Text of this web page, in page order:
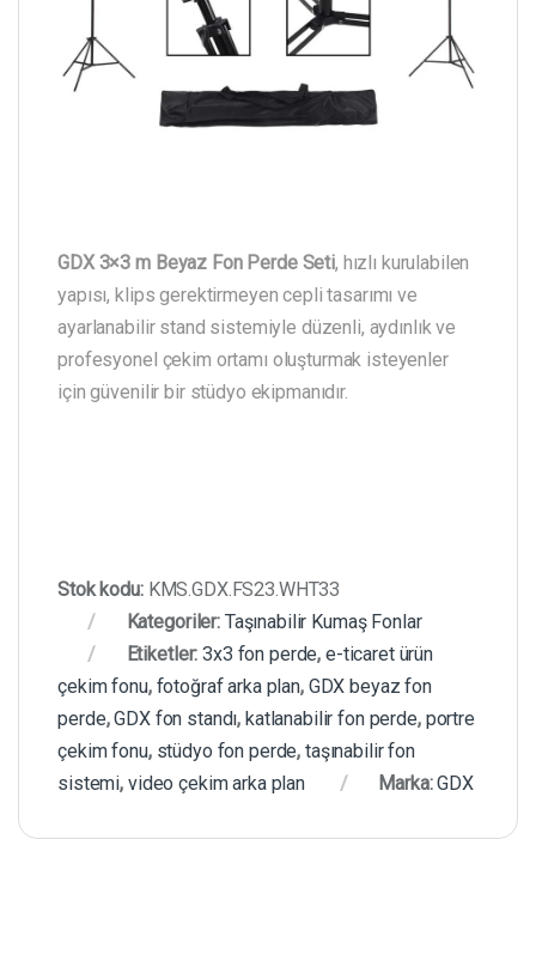
GDX 3×3 m Beyaz Fon Perde Seti, hızlı kurulabilen
yapısı, klips gerektirmeyen cepli tasarımı ve
ayarlanabilir stand sistemiyle düzenli, aydınlık ve
profesyonel çekim ortamı oluşturmak isteyenler
için güvenilir bir stüdyo ekipmanıdır.
Stok kodu: KMS.GDX.FS23.WHT33
Kategoriler: Taşınabilir Kumaş Fonlar
Etiketler:3x3 fon perde,e-ticaret ürün
çekim fonu, fotoğraf arka plan, GDX beyaz fon
perde,GDX fon standı,katlanabilir fon perde, portre
çekim fonu, stüdyo fon perde,taşınabilir fon
sistemi, video çekim arka plan Marka:GDX